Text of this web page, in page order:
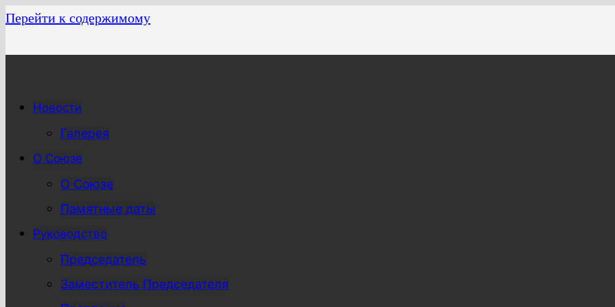
Перейти к содержимому
Новости
Галерея
О Союзе
О Союзе
Памятные даты
Руководство
Председатель
Заместитель Председателя